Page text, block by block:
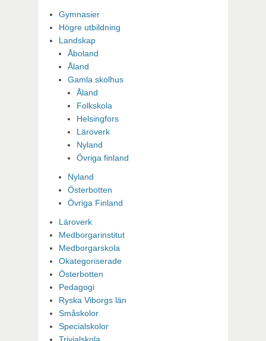
Gymnasier
Högre utbildning
Landskap
Åboland
Åland
Gamla skolhus
Åland
Folkskola
Helsingfors
Läroverk
Nyland
Övriga finland
Nyland
Österbotten
Övriga Finland
Läroverk
Medborgarinstitut
Medborgarskola
Okategoriserade
Österbotten
Pedagogi
Ryska Viborgs län
Småskolor
Specialskolor
Trivialskola